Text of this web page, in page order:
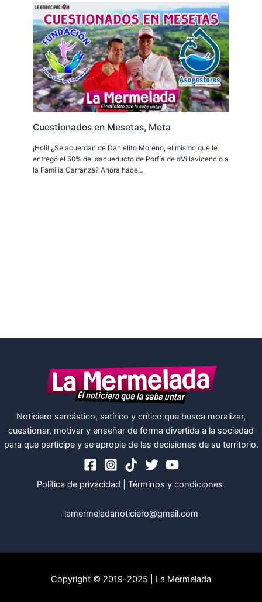
Cuestionados en Mesetas, Meta
¡Holi! ¿Se acuerdan de Danielito Moreno, el mismo que le
entregó el 50% del #acueducto de Porfía de #Villavicencio a
la Familia Carranza? Ahora hace…
Noticiero sarcástico, satírico y crítico que busca moralizar,
cuestionar, motivar y enseñar de forma divertida a la sociedad
para que participe y se apropie de las decisiones de su territorio.
Política de privacidad Términos y condiciones
lamermeladanoticiero@gmail.com
Copyright © 2019-2025 | La Mermelada